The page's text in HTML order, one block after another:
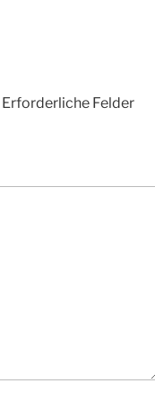
Erforderliche Felder